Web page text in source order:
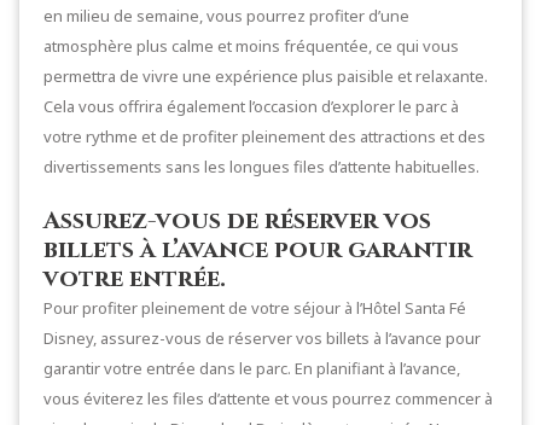
en milieu de semaine, vous pourrez profiter d’une
atmosphère plus calme et moins fréquentée, ce qui vous
permettra de vivre une expérience plus paisible et relaxante.
Cela vous offrira également l’occasion d’explorer le parc à
votre rythme et de profiter pleinement des attractions et des
divertissements sans les longues files d’attente habituelles.
Assurez-vous de réserver vos
billets à l’avance pour garantir
votre entrée.
Pour profiter pleinement de votre séjour à l’Hôtel Santa Fé
Disney, assurez-vous de réserver vos billets à l’avance pour
garantir votre entrée dans le parc. En planifiant à l’avance,
vous éviterez les files d’attente et vous pourrez commencer à